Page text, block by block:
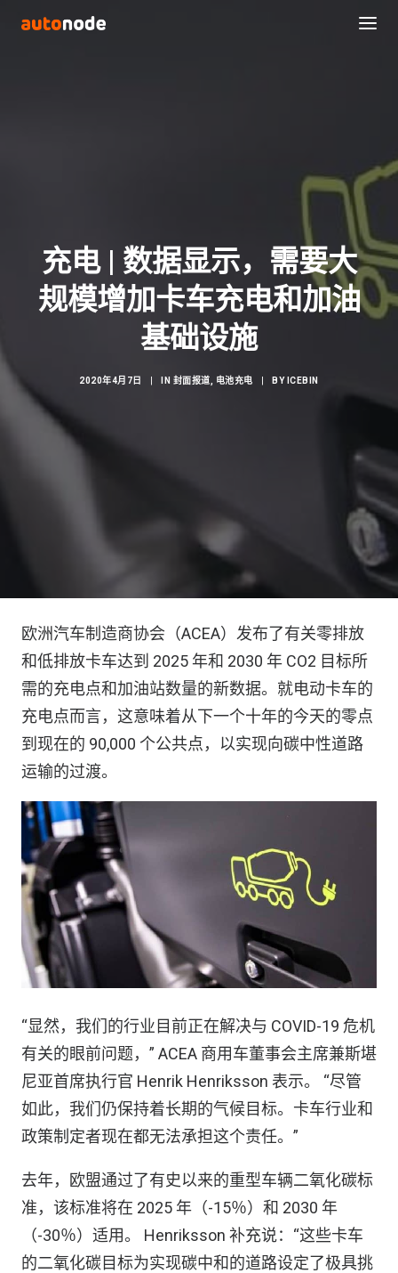
Search
充电 | 数据显示，需要大
规模增加卡车充电和加油
基础设施
2020年4月7日 IN 封面报道 电池充电 BY ICEBIN
欧洲汽车制造商协会（ACEA）发布了有关零排放
和低排放卡车达到 2025 年和 2030 年 CO2 目标所
需的充电点和加油站数量的新数据。就电动卡车的
充电点而言，这意味着从下一个十年的今天的零点
到现在的 90,000 个公共点，以实现向碳中性道路
运输的过渡。
“显然，我们的行业目前正在解决与 COVID-19 危机
有关的眼前问题，” ACEA 商用车董事会主席兼斯堪
尼亚首席执行官 Henrik Henriksson 表示。 “尽管
如此，我们仍保持着长期的气候目标。卡车行业和
政策制定者现在都无法承担这个责任。”
去年，欧盟通过了有史以来的重型车辆二氧化碳标
准，该标准将在 2025 年（-15％）和 2030 年
（-30％）适用。 Henriksson 补充说：“这些卡车
的二氧化碳目标为实现碳中和的道路设定了极具挑